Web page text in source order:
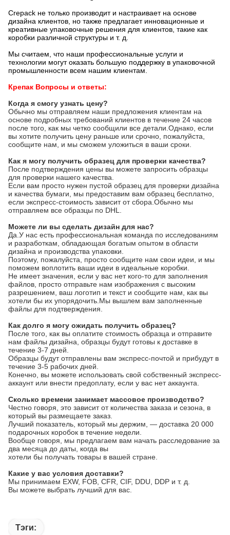
Crepack не только производит и настраивает на основе
дизайна клиентов, но также предлагает инновационные и
креативные упаковочные решения для клиентов, такие как
коробки различной структуры и т. д.
Мы считаем, что наши профессиональные услуги и
технологии могут оказать большую поддержку в упаковочной
промышленности всем нашим клиентам.
Крепак Вопросы и ответы:
Когда я смогу узнать цену?
Обычно мы отправляем наши предложения клиентам на
основе подробных требований клиентов в течение 24 часов
после того, как мы четко сообщили все детали.Однако, если
вы хотите получить цену раньше или срочно, пожалуйста,
сообщите нам, и мы сможем уложиться в ваши сроки.
Как я могу получить образец для проверки качества?
После подтверждения цены вы можете запросить образцы
для проверки нашего качества.
Если вам просто нужен пустой образец для проверки дизайна
и качества бумаги, мы предоставим вам образец бесплатно,
если экспресс-стоимость зависит от сбора.Обычно мы
отправляем все образцы по DHL.
Можете ли вы сделать дизайн для нас?
Да.У нас есть профессиональная команда по исследованиям
и разработкам, обладающая богатым опытом в области
дизайна и производства упаковки.
Поэтому, пожалуйста, просто сообщите нам свои идеи, и мы
поможем воплотить ваши идеи в идеальные коробки.
Не имеет значения, если у вас нет кого-то для заполнения
файлов, просто отправьте нам изображения с высоким
разрешением, ваш логотип и текст и сообщите нам, как вы
хотели бы их упорядочить.Мы вышлем вам заполненные
файлы для подтверждения.
Как долго я могу ожидать получить образец?
После того, как вы оплатите стоимость образца и отправите
нам файлы дизайна, образцы будут готовы к доставке в
течение 3-7 дней.
Образцы будут отправлены вам экспресс-почтой и прибудут в
течение 3-5 рабочих дней.
Конечно, вы можете использовать свой собственный экспресс-
аккаунт или внести предоплату, если у вас нет аккаунта.
Сколько времени занимает массовое производство?
Честно говоря, это зависит от количества заказа и сезона, в
который вы размещаете заказ.
Лучший показатель, который мы держим, — доставка 20 000
подарочных коробок в течение недели.
Вообще говоря, мы предлагаем вам начать расследование за
два месяца до даты, когда вы
хотели бы получать товары в вашей стране.
Какие у вас условия доставки?
Мы принимаем EXW, FOB, CFR, CIF, DDU, DDP и т. д.
Вы можете выбрать лучший для вас.
Тэги: